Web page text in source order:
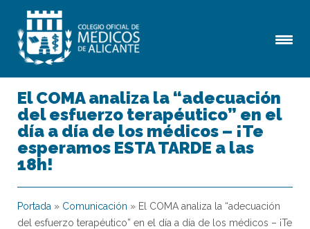
El COMA analiza la “adecuación
del esfuerzo terapéutico” en el
día a día de los médicos – ¡Te
esperamos ESTA TARDE a las
18h!
Portada » Comunicación » El COMA analiza la “adecuación
del esfuerzo terapéutico” en el día a día de los médicos – ¡Te